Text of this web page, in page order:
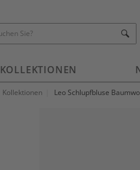
KOLLEKTIONEN
Kollektionen Leo Schlupfbluse